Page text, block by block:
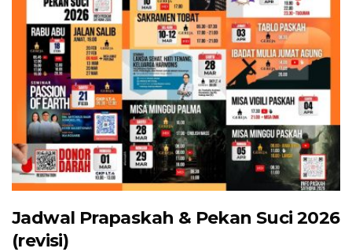
Jadwal Prapaskah & Pekan Suci 2026
(revisi)